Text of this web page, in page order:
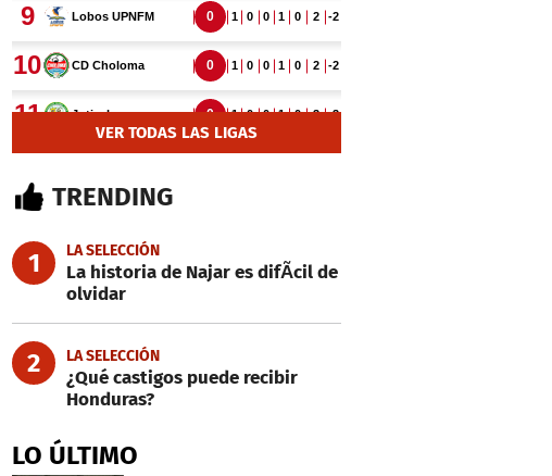
VER TODAS LAS LIGAS
TRENDING
1 LA SELECCIÓN
La historia de Najar es difÃ­cil de
olvidar
2 LA SELECCIÓN
¿Qué castigos puede recibir
Honduras?
LO ÚLTIMO